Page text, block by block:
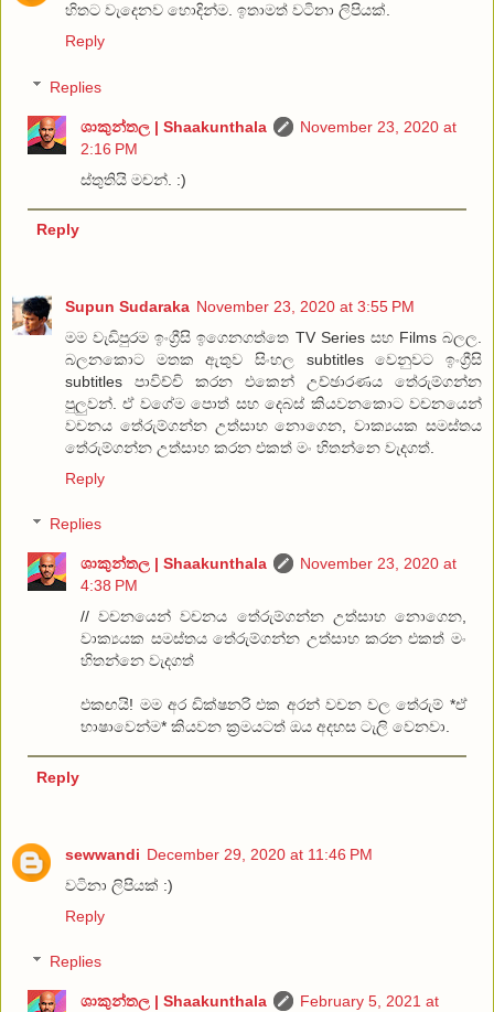
හිතට වැදෙනව හොදින්ම. ඉතාමත් වටිනා ලිපියක්.
Reply
Replies
ශාකුන්තල | Shaakunthala
November 23, 2020 at
2:16 PM
ස්තුතියි මචන්. :)
Reply
Supun Sudaraka November 23, 2020 at 3:55 PM
මම වැඩිපුරම ඉංග්‍රීසි ඉගෙනගත්තෙ TV Series සහ Films බලල.
බලනකොට මතක ඇතුව සිංහල subtitles වෙනුවට ඉංග්‍රීසි
subtitles පාවිච්චි කරන එකෙන් උච්ඡාරණය තේරුම්ගන්න
පුලුවන්. ඒ වගේම පොත් සහ දෙබස් කියවනකොට වචනයෙන්
වචනය තේරුම්ගන්න උත්සාහ නොගෙන, වාක්‍යයක සමස්තය
තේරුම්ගන්න උත්සාහ කරන එකත් මං හිතන්නෙ වැදගත්.
Reply
Replies
ශාකුන්තල | Shaakunthala
November 23, 2020 at
4:38 PM
// වචනයෙන් වචනය තේරුම්ගන්න උත්සාහ නොගෙන,
වාක්‍යයක සමස්තය තේරුම්ගන්න උත්සාහ කරන එකත් මං
හිතන්නෙ වැදගත්
එකඟයි! මම අර ඩික්ෂනරි එක අරන් වචන වල තේරුම් *ඒ
භාෂාවෙන්ම* කියවන ක්‍රමයටත් ඔය අදහස ටැලි වෙනවා.
Reply
sewwandi December 29, 2020 at 11:46 PM
වටිනා ලිපියක් :)
Reply
Replies
ශාකුන්තල | Shaakunthala
February 5, 2021 at